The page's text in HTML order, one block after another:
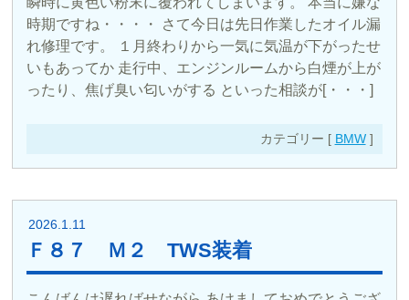
時期ですね・・・・ さて今日は先日作業したオイル漏
れ修理です。 １月終わりから一気に気温が下がったせ
いもあってか 走行中、エンジンルームから白煙が上が
ったり、焦げ臭い匂いがする といった相談が[・・・]
カテゴリー [ BMW]
2026.1.11
Ｆ８７ Ｍ２ TWS装着